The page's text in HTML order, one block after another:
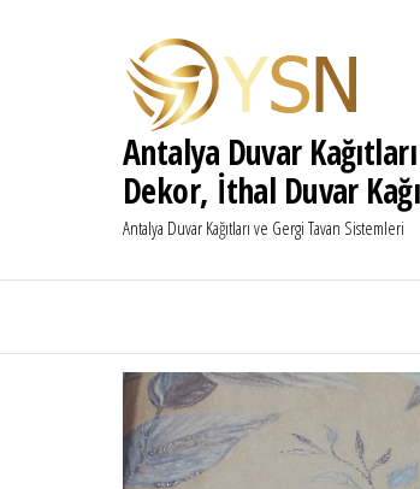
Antalya Duvar
Dekor, İthal Duvar
Antalya Duvar Kağıtları ve Gergi Tavan Sistemleri